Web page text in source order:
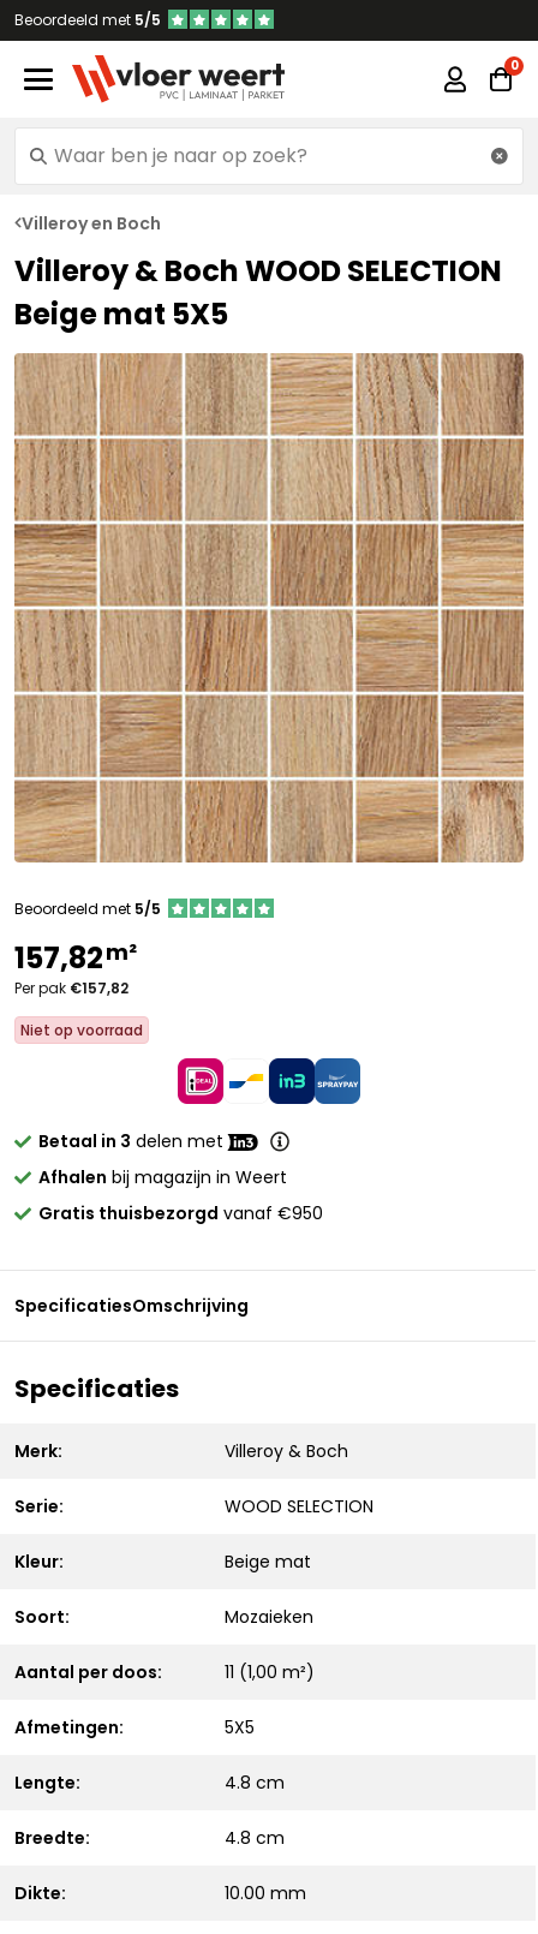
Beoordeeld met 5/5
Villeroy en Boch
Villeroy & Boch WOOD SELECTION
Beige mat 5X5
Beoordeeld met 5/5
157,82m²
Per pak €157,82
Niet op voorraad
Betaal in 3 delen met
Afhalen bij magazijn in Weert
Gratis thuisbezorgd vanaf €950
SpecificatiesOmschrijving
Specificaties
Merk: Villeroy & Boch
Serie: WOOD SELECTION
Kleur: Beige mat
Soort: Mozaieken
Aantal per doos: 11 (1,00 m²)
Afmetingen: 5X5
Lengte: 4.8 cm
Breedte: 4.8 cm
Dikte: 10.00 mm